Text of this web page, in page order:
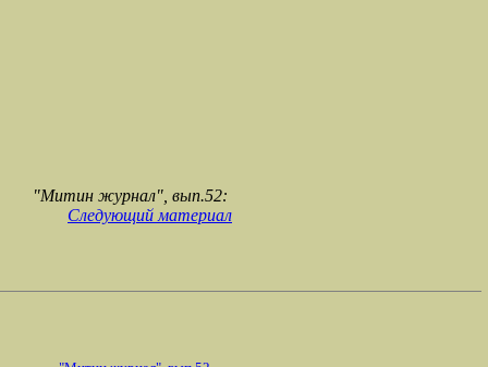
"Митин журнал", вып.52:
Следующий материал